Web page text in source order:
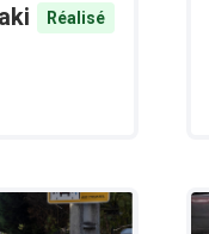
Réalisé